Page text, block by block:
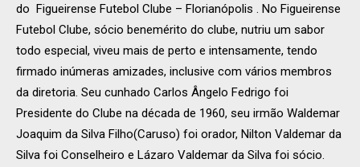
do Figueirense Futebol Clube – Florianópolis . No Figueirense
Futebol Clube, sócio benemérito do clube, nutriu um sabor
todo especial, viveu mais de perto e intensamente, tendo
firmado inúmeras amizades, inclusive com vários membros
da diretoria. Seu cunhado Carlos Ângelo Fedrigo foi
Presidente do Clube na década de 1960, seu irmão Waldemar
Joaquim da Silva Filho(Caruso) foi orador, Nilton Valdemar da
Silva foi Conselheiro e Lázaro Valdemar da Silva foi sócio.